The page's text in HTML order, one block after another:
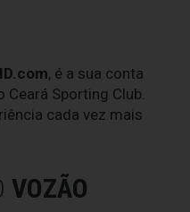
, é a sua conta
Sporting Club.
cada vez mais
VOZÃO